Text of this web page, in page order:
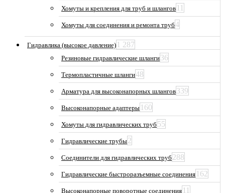
Хомуты и крепления для труб и шлангов 11
Хомуты для соединения и ремонта труб4
Гидравлика (высокое давление) 1 287
Резиновые гидравлические шланги36
Термопластичные шланги48
Арматура для высоконапорных шлангов339
Высоконапорные адаптеры 160
Хомуты для гидравлических труб 55
Гидравлические трубы2
Соединители для гидравлических труб 288
Гидравлические быстроразъемные соединения 162
Высоконапорные поворотные соединения 11